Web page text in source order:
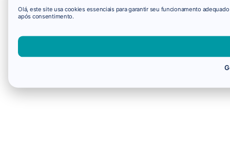
Olá, este site usa cookies essenciais para garantir seu funcionamento
após consentimento.